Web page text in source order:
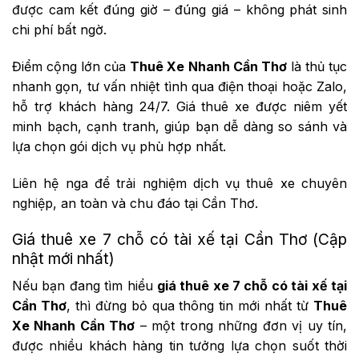
được cam kết đúng giờ – đúng giá – không phát sinh
chi phí bất ngờ.
Điểm cộng lớn của Thuê Xe Nhanh Cần Thơlà thủ tục
nhanh gọn, tư vấn nhiệt tình qua điện thoại hoặc Zalo,
hỗ trợ khách hàng 24/7. Giá thuê xe được niêm yết
minh bạch, cạnh tranh, giúp bạn dễ dàng so sánh và
lựa chọn gói dịch vụ phù hợp nhất.
Liên hệ nga để trải nghiệm dịch vụ thuê xe chuyên
nghiệp, an toàn và chu đáo tại Cần Thơ.
Giá thuê xe 7 chỗ có tài xế tại Cần Thơ (Cập
nhật mới nhất)
Nếu bạn đang tìm hiểu giá thuê xe 7 chỗ có tài xế tại
Cần Thơ, thì đừng bỏ qua thông tin mới nhất từ Thuê
Xe Nhanh Cần Thơ – một trong những đơn vị uy tín,
được nhiều khách hàng tin tưởng lựa chọn suốt thời